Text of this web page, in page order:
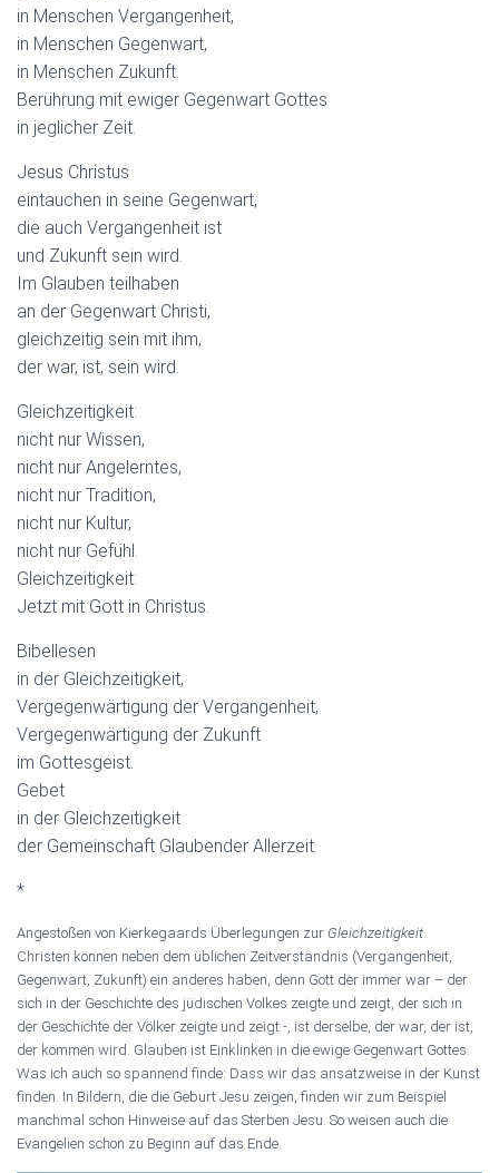
in Menschen Vergangenheit,
in Menschen Gegenwart,
in Menschen Zukunft.
Berührung mit ewiger Gegenwart Gottes
in jeglicher Zeit.
Jesus Christus
eintauchen in seine Gegenwart,
die auch Vergangenheit ist
und Zukunft sein wird.
Im Glauben teilhaben
an der Gegenwart Christi,
gleichzeitig sein mit ihm,
der war, ist, sein wird.
Gleichzeitigkeit:
nicht nur Wissen,
nicht nur Angelerntes,
nicht nur Tradition,
nicht nur Kultur,
nicht nur Gefühl.
Gleichzeitigkeit:
Jetzt mit Gott in Christus.
Bibellesen
in der Gleichzeitigkeit,
Vergegenwärtigung der Vergangenheit,
Vergegenwärtigung der Zukunft
im Gottesgeist.
Gebet
in der Gleichzeitigkeit
der Gemeinschaft Glaubender Allerzeit.
*
Angestoßen von Kierkegaards Überlegungen zur Gleichzeitigkeit
Christen können neben dem üblichen Zeitverständnis (Vergangenheit,
Gegenwart, Zukunft) ein anderes haben, denn Gott der immer war – der
sich in der Geschichte des jüdischen Volkes zeigte und zeigt, der sich in
der Geschichte der Völker zeigte und zeigt -, ist derselbe, der war, der ist,
der kommen wird. Glauben ist Einklinken in die ewige Gegenwart Gottes.
Was ich auch so spannend finde: Dass wir das ansatzweise in der Kunst
finden. In Bildern, die die Geburt Jesu zeigen, finden wir zum Beispiel
manchmal schon Hinweise auf das Sterben Jesu. So weisen auch die
Evangelien schon zu Beginn auf das Ende.